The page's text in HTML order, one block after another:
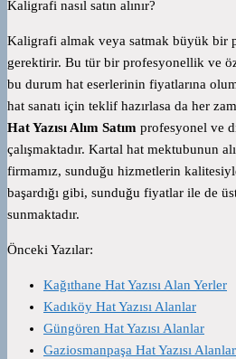
Kaligrafi nasıl satın alınır?
Kaligrafi almak veya satmak büyük bir
gerektirir. Bu tür bir profesyonellik ve
bu durum hat eserlerinin fiyatlarına
hat sanatı için teklif hazırlasa da her
Hat Yazısı Alım Satım profesyonel ve
çalışmaktadır. Kartal hat mektubunun
firmamız, sunduğu hizmetlerin
başardığı gibi, sunduğu fiyatlar ile de
sunmaktadır.
Önceki Yazılar:
Kağıthane Hat Yazısı Alan Yerler
Kadıköy Hat Yazısı Alanlar
Güngören Hat Yazısı Alanlar
Gaziosmanpaşa Hat Yazısı Alanlar